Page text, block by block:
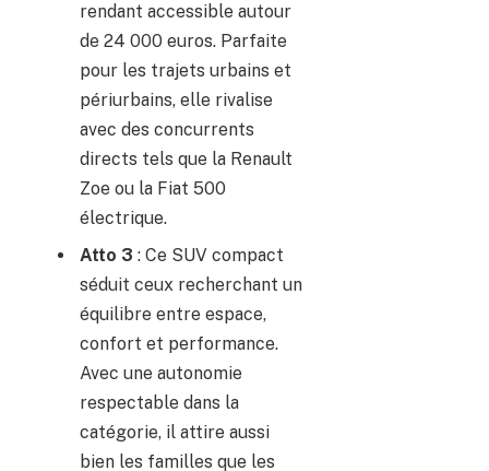
rendant accessible autour
de 24 000 euros. Parfaite
pour les trajets urbains et
périurbains, elle rivalise
avec des concurrents
directs tels que la Renault
Zoe ou la Fiat 500
électrique.
Atto 3 : Ce SUV compact
séduit ceux recherchant un
équilibre entre espace,
confort et performance.
Avec une autonomie
respectable dans la
catégorie, il attire aussi
bien les familles que les